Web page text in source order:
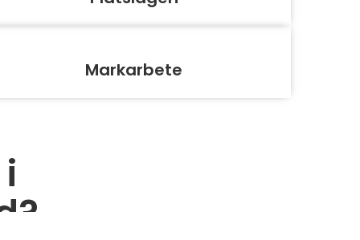
Markarbete